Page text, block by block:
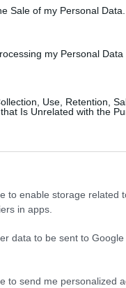
Sale of my Personal Data.
my Personal Data
Use, Retention,
Is Unrelated with the
to enable storage related
in apps.
data to be sent to
to send me personalized
di esplorare la
omaggio al